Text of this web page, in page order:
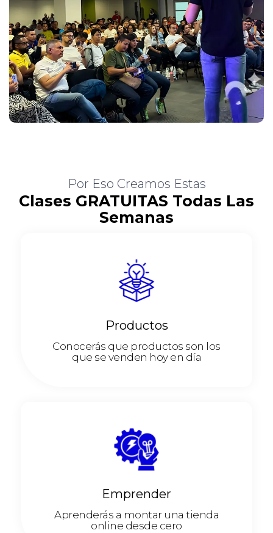
Por Eso Creamos Estas
Clases GRATUITAS Todas Las
Semanas
Productos
Conocerás que productos son los
que se venden hoy en día
Emprender
Aprenderás a montar una tienda
online desde cero